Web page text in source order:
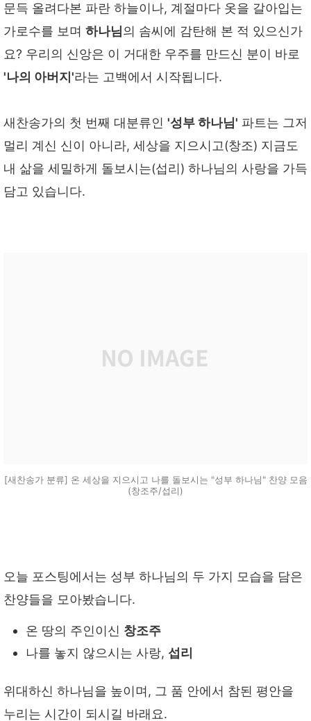
문득 올려다본 파란 하늘이나, 계절마다 옷을 갈아입는
가로수를 보며 하나님 의 솜씨에 감탄해 본 적 있으신가
요? 우리의 신앙은 이 거대한 우주를 만드신 분이 바로
'나의 아버지'라는 고백에서 시작됩니다.
새찬송가의 첫 번째 대분류인 '성부 하나님' 파트는 그저
멀리 계신 신이 아니라, 세상을 지으시고(창조) 지금도
내 삶을 세밀하게 돌보시는(섭리) 하나님의 사랑을 가득
담고 있습니다.
[새찬송가 분류] 온 세상을 지으시고 나를 돌보시는 "성부 하나님" 찬양 모음
(창조주/섭리)
오늘 포스팅에서는 성부 하나님의 두 가지 모습을 담은
찬양들을 모아봤습니다.
온 땅의 주인이신 창조주
나를 놓지 않으시는 사랑, 섭리
위대하신 하나님을 높이며, 그 품 안에서 참된 평안을
누리는 시간이 되시길 바래요.